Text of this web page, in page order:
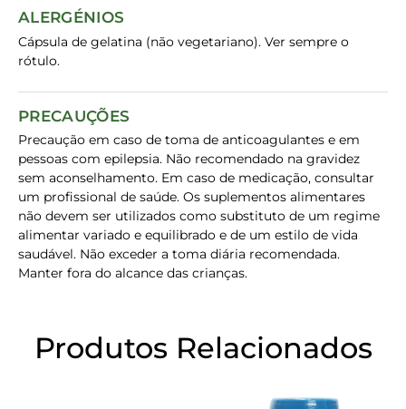
ALERGÉNIOS
Cápsula de gelatina (não vegetariano). Ver sempre o
rótulo.
PRECAUÇÕES
Precaução em caso de toma de anticoagulantes e em
pessoas com epilepsia. Não recomendado na gravidez
sem aconselhamento. Em caso de medicação, consultar
um profissional de saúde. Os suplementos alimentares
não devem ser utilizados como substituto de um regime
alimentar variado e equilibrado e de um estilo de vida
saudável. Não exceder a toma diária recomendada.
Manter fora do alcance das crianças.
Produtos Relacionados